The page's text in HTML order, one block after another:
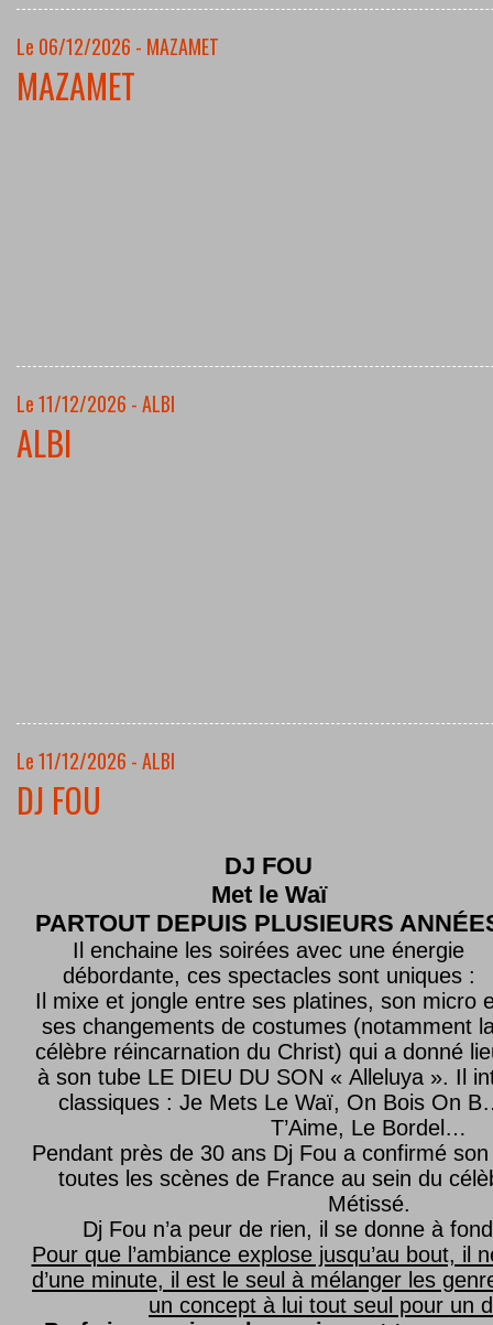
Le 06/12/2026 - MAZAMET
MAZAMET
Le 11/12/2026 - ALBI
ALBI
Le 11/12/2026 - ALBI
DJ FOU
DJ FOU
Met le Waï
PARTOUT DEPUIS PLUSIEURS
Il enchaine les soirées avec une énergie
débordante, ces spectacles sont uniques :
Il mixe et jongle entre ses platines, son micro
ses changements de costumes (notamment
célèbre réincarnation du Christ) qui a donné
à son tube LE DIEU DU SON « Alleluya ». Il
classiques : Je Mets Le Waï, On Bois On
T’Aime, Le Bordel…
Pendant près de 30 ans Dj Fou a confirmé son
toutes les scènes de France au sein du
Métissé.
Dj Fou n’a peur de rien, il se donne à
Pour que l’ambiance explose jusqu’au bout, il
d’une minute, il est le seul à mélanger les
un concept à lui tout seul pour un